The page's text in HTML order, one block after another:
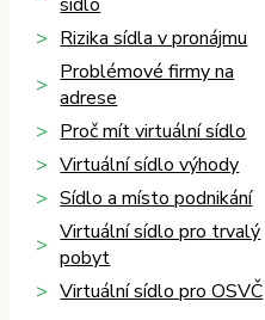
Rizika sídla v pronájmu
Problémové firmy na
adrese
Proč mít virtuální sídlo
Virtuální sídlo výhody
Sídlo a místo podnikání
Virtuální sídlo pro trvalý
pobyt
Virtuální sídlo pro OSVČ